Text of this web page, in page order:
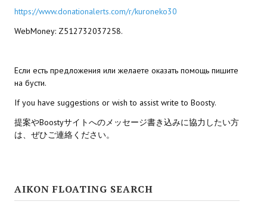
ストラテジーが必要なVN一覧 (List of VNs for which walkthrough
Doom 3 Remaster Fan Edition
Quake III Arena Remaster Fan Edition
Star Trek Voyager Elite Force Remaster Fan Edition
Aliens versus Predator 1 Remaster Fan Edition
https://www.donationalerts.com/r/kuroneko30
WebMoney: Z512732037258.
Если есть предложения или желаете оказать помощь пишите
на бусти.
If you have suggestions or wish to assist write to Boosty.
提案やBoostyサイトへのメッセージ書き込みに協力したい方
は、ぜひご連絡ください。
AIKON FLOATING SEARCH